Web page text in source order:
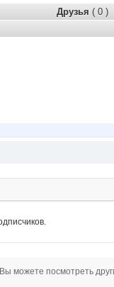
Друзья ( 0 )
можете посмотреть